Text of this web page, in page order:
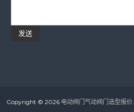
Copyright © 2026 电动阀门气动阀门选型报价.